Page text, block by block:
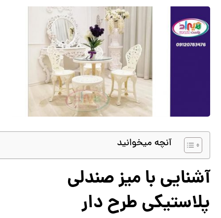
آنچه میخوانید
آشنایی با میز صندلی
پلاستیکی طرح دار